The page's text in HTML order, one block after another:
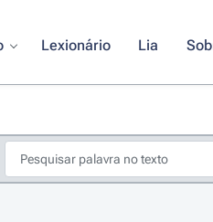
Lexionário Lia